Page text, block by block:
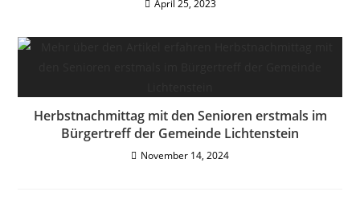
April 25, 2023
Herbstnachmittag mit den Senioren erstmals im
Bürgertreff der Gemeinde Lichtenstein
November 14, 2024